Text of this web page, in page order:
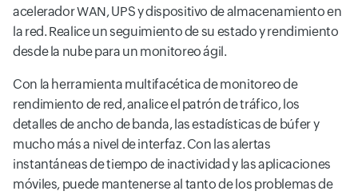
acelerador WAN, UPS y dispositivo de almacenamiento en
la red. Realice un seguimiento de su estado y rendimiento
desde la nube para un monitoreo ágil.
Con la herramienta multifacética de monitoreo de
rendimiento de red, analice el patrón de tráfico, los
detalles de ancho de banda, las estadísticas de búfer y
mucho más a nivel de interfaz. Con las alertas
instantáneas de tiempo de inactividad y las aplicaciones
móviles, puede mantenerse al tanto de los problemas de